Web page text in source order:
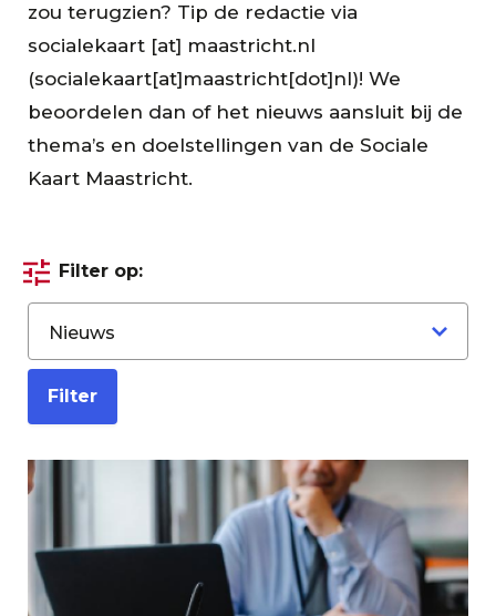
zou terugzien? Tip de redactie via
socialekaart [at] maastricht.nl
(socialekaart[at]maastricht[dot]nl)! We
beoordelen dan of het nieuws aansluit bij de
thema’s en doelstellingen van de Sociale
Kaart Maastricht.
Filter op: